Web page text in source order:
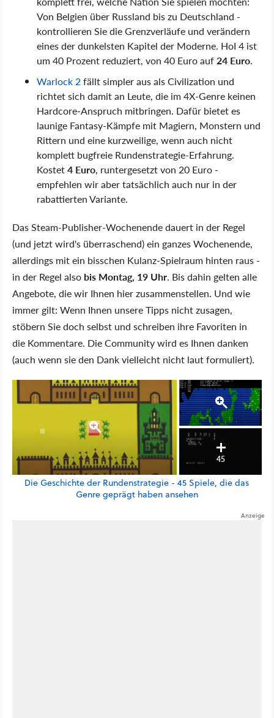
Von Belgien über Russland bis zu Deutschland -
kontrollieren Sie die Grenzverläufe und verändern
eines der dunkelsten Kapitel der Moderne. HoI 4 ist
um 40 Prozent reduziert, von 40 Euro auf 24 Euro.
Warlock 2fällt simpler aus als Civilization und
richtet sich damit an Leute, die im 4X-Genre keinen
Hardcore-Anspruch mitbringen. Dafür bietet es
launige Fantasy-Kämpfe mit Magiern, Monstern und
Rittern und eine kurzweilige, wenn auch nicht
komplett bugfreie Rundenstrategie-Erfahrung.
Kostet4 Euro, runtergesetzt von 20 Euro -
empfehlen wir aber tatsächlich auch nur in der
rabattierten Variante.
Das Steam-Publisher-Wochenende dauert in der Regel
(und jetzt wird's überraschend) ein ganzes Wochenende,
allerdings mit ein bisschen Kulanz-Spielraum hinten raus -
in der Regel also bis Montag, 19 Uhr. Bis dahin gelten alle
Angebote, die wir Ihnen hier zusammenstellen. Und wie
immer gilt: Wenn Ihnen unsere Tipps nicht zusagen,
stöbern Sie doch selbst und schreiben ihre Favoriten in
die Kommentare. Die Community wird es Ihnen danken
(auch wenn sie den Dank vielleicht nicht laut formuliert).
45
Die Geschichte der Rundenstrategie - 45 Spiele, die das
Genre geprägt haben ansehen